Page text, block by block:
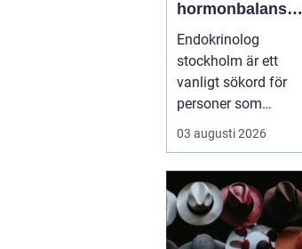
hormonbalanse
n behöver
specialistvård
Endokrinolog
stockholm är ett
vanligt sökord för
personer som
upplever trötthet,
03 augusti 2026